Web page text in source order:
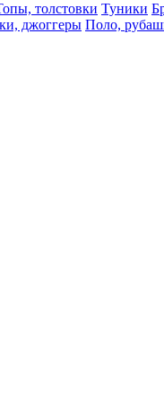
толстовки Туники
джоггеры Поло,